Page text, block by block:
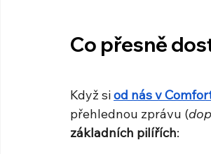
Co přesně
Když si od nás v
přehlednou zprávu (
základních pilířích: